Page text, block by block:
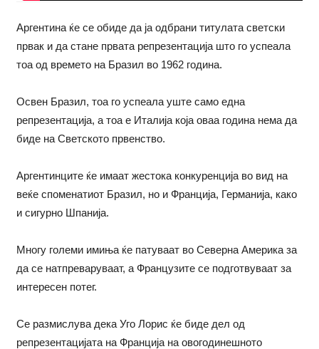
Аргентина ќе се обиде да ја одбрани титулата светски
првак и да стане првата репрезентација што го успеала
тоа од времето на Бразил во 1962 година.
Освен Бразил, тоа го успеала уште само една
репрезентација, а тоа е Италија која оваа година нема да
биде на Светското првенство.
Аргентинците ќе имаат жестока конкуренција во вид на
веќе споменатиот Бразил, но и Франција, Германија, како
и сигурно Шпанија.
Многу големи имиња ќе патуваат во Северна Америка за
да се натпреваруваат, а Французите се подготвуваат за
интересен потег.
Се размислува дека Уго Лорис ќе биде дел од
репрезентацијата на Франција на овогодинешното